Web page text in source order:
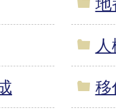
地
移